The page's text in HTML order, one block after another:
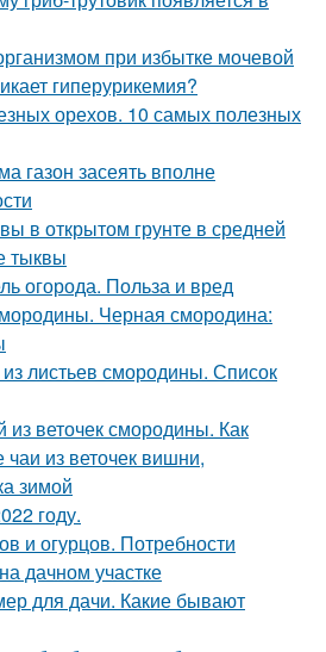
при избытке мочевой
гиперурикемия?
орехов. 10 самых полезных
газон засеять вполне
в открытом грунте в средней
тыквы
огорода. Польза и вред
Черная смородина:
листьев смородины. Список
веточек смородины. Как
чаи из веточек вишни,
зимой
году.
и огурцов. Потребности
дачном участке
для дачи. Какие бывают